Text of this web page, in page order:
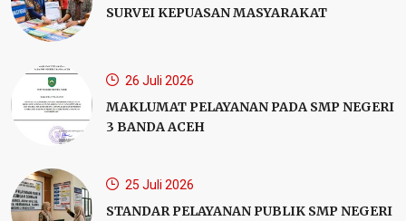
SURVEI KEPUASAN MASYARAKAT
26 Juli 2026
MAKLUMAT PELAYANAN PADA SMP NEGERI
3 BANDA AСЕН
25 Juli 2026
STANDAR PELAYANAN PUBLIK SMP NEGERI